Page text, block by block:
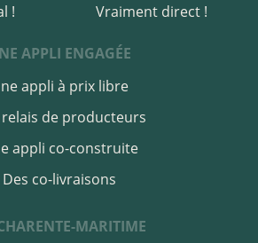
!
Vraiment direct !
APPLI ENGAGÉE
appli à prix libre
relais de producteurs
Des co-livraisons
appli co-construite
MARITIME